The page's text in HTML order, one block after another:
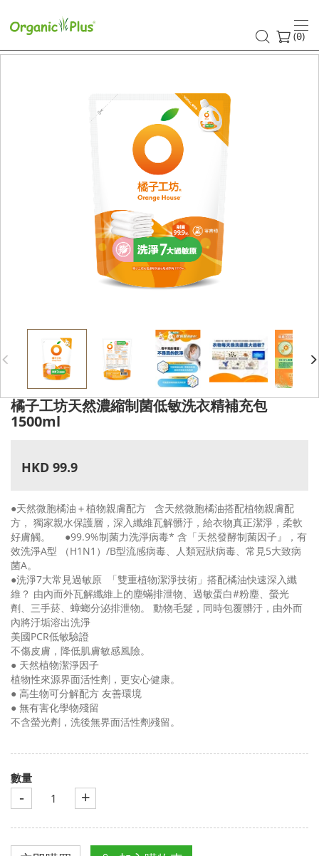
(0)
橘子工坊天然濃縮制菌低敏洗衣精補充包
1500ml
HKD 99.9
●天然微胞橘油＋植物親膚配方 含天然微胞橘油搭配植物親膚配
方， 獨家親水保護層，深入纖維瓦解髒汙，給衣物真正潔淨，柔軟
好膚觸。 ●99.9%制菌力洗淨病毒* 含「天然發酵制菌因子』，有
效洗淨A型 （H1N1）/B型流感病毒、人類冠狀病毒、常見5大致病
菌A。
●洗淨7大常見過敏原 「雙重植物潔淨技術」搭配橘油快速深入纖
維？ 由內而外瓦解纖維上的塵蟎排泄物、過敏蛋白#粉塵、螢光
劑、三手菸、蟑螂分泌排泄物。 動物毛髮，同時包覆髒汙，由外而
內將汙垢溶出洗淨
美國PCR低敏驗證
不傷皮膚，降低肌膚敏感風險。
● 天然植物潔淨因子
植物性來源界面活性劑，更安心健康。
● 高生物可分解配方 友善環境
● 無有害化學物殘留
不含螢光劑，洗後無界面活性劑殘留。
數量
- +